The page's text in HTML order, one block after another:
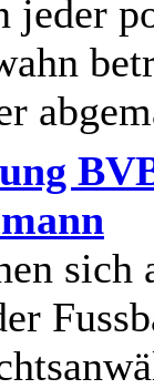
jeder
sich